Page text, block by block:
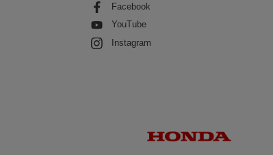
Facebook
YouTube
Instagram